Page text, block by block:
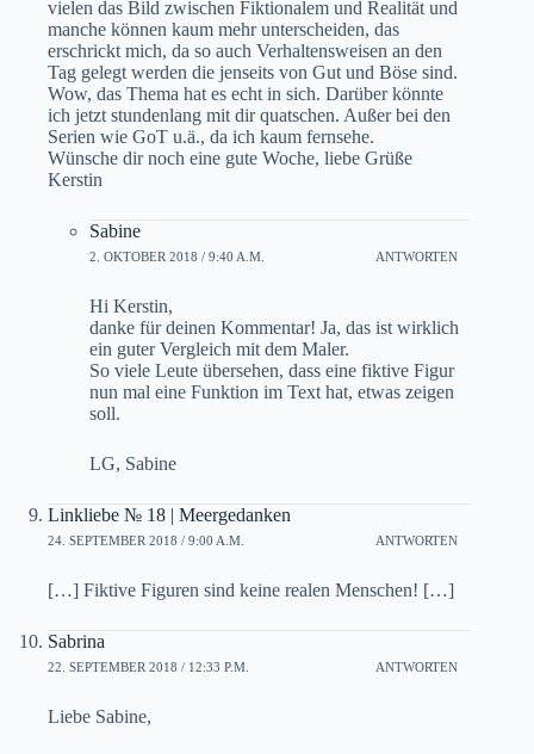
vielen das Bild zwischen Fiktionalem und Realität und
manche können kaum mehr unterscheiden, das
erschrickt mich, da so auch Verhaltensweisen an den
Tag gelegt werden die jenseits von Gut und Böse sind.
Wow, das Thema hat es echt in sich. Darüber könnte
ich jetzt stundenlang mit dir quatschen. Außer bei den
Serien wie GoT u.ä., da ich kaum fernsehe.
Wünsche dir noch eine gute Woche, liebe Grüße
Kerstin
Sabine
2. OKTOBER 2018 / 9:40 A.M. ANTWORTEN
Hi Kerstin,
danke für deinen Kommentar! Ja, das ist wirklich
ein guter Vergleich mit dem Maler.
So viele Leute übersehen, dass eine fiktive Figur
nun mal eine Funktion im Text hat, etwas zeigen
soll.
LG, Sabine
Linkliebe № 18 | Meergedanken
24. SEPTEMBER 2018 / 9:00 A.M. ANTWORTEN
[…] Fiktive Figuren sind keine realen Menschen! […]
Sabrina
22. SEPTEMBER 2018 / 12:33 P.M. ANTWORTEN
Liebe Sabine,